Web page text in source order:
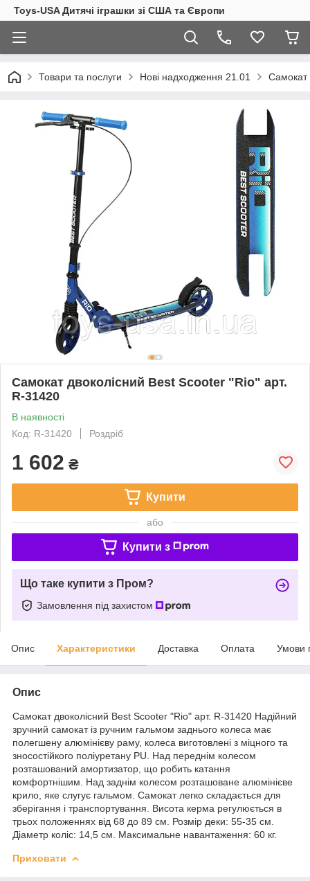
Toys-USA Дитячі іграшки зі США та Європи
Товари та послуги Нові надходження 21.01 Самокат
Самокат двоколісний Best Scooter "Rio" арт.
R-31420
В наявності
Код: R-31420
Роздріб
1 602 ₴
Купити
або
Купити з
Що таке купити з Пром?
Замовлення під захистом
Опис Характеристики Доставка Оплата Умови
Опис
Самокат двоколісний Best Scooter "Rio" арт. R-31420 Надійний
зручний самокат із ручним гальмом заднього колеса має
полегшену алюмінієву раму, колеса виготовлені з міцного та
зносостійкого поліуретану PU. Над переднім колесом
розташований амортизатор, що робить катання
комфортнішим. Над заднім колесом розташоване алюмінієве
крило, яке слугує гальмом. Самокат легко складається для
зберігання і транспортування. Висота керма регулюється в
трьох положеннях від 68 до 89 см. Розмір деки: 55-35 см.
Діаметр коліс: 14,5 см. Максимальне навантаження: 60 кг.
Приховати